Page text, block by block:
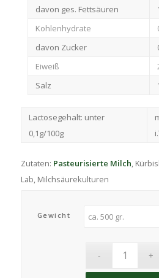
davon ges. Fettsäuren
Kohlenhydrate
davon Zucker
Eiweiß
Salz
Lactosegehalt: unter
0,1g/100g
Zutaten: Pasteurisierte Milch ,
Lab, Milchsäurekulturen
Gewicht